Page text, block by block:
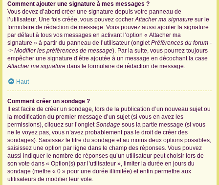
Comment ajouter une signature à mes messages ?
Vous devez d’abord créer une signature depuis votre panneau de
l’utilisateur. Une fois créée, vous pouvez cocherAttacher ma signature sur le
formulaire de rédaction de message. Vous pouvez aussi ajouter la signature
par défaut à tous vos messages en activant l’option « Attacher ma
signature » à partir du panneau de l’utilisateur (ongletPréférences du forum -
-> Modifier les préférences de message). Par la suite, vous pourrez toujours
empêcher une signature d’être ajoutée à un message en décochant la case
Attacher ma signature dans le formulaire de rédaction de message.
Haut
Comment créer un sondage ?
Il est facile de créer un sondage, lors de la publication d’un nouveau sujet ou
la modification du premier message d’un sujet (si vous en avez les
permissions), cliquez sur l’ongletSondage sous la partie message (si vous
ne le voyez pas, vous n’avez probablement pas le droit de créer des
sondages). Saisissez le titre du sondage et au moins deux options possibles,
saisissez une option par ligne dans le champ des réponses. Vous pouvez
aussi indiquer le nombre de réponses qu’un utilisateur peut choisir lors de
son vote dans « Option(s) par l’utilisateur », limiter la durée en jours du
sondage (mettre « 0 » pour une durée illimitée) et enfin permettre aux
utilisateurs de modifier leur vote.